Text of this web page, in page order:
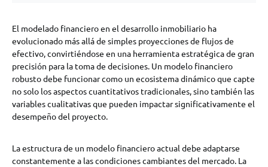
El modelado financiero en el desarrollo inmobiliario ha
evolucionado más allá de simples proyecciones de flujos de
efectivo, convirtiéndose en una herramienta estratégica de gran
precisión para la toma de decisiones. Un modelo financiero
robusto debe funcionar como un ecosistema dinámico que capte
no solo los aspectos cuantitativos tradicionales, sino también las
variables cualitativas que pueden impactar significativamente el
desempeño del proyecto.
La estructura de un modelo financiero actual debe adaptarse
constantemente a las condiciones cambiantes del mercado. La